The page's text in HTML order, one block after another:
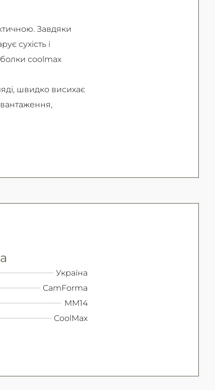
Завдяки
сухість і
coolmax
швидко висихає
Україна
CamForma
MM14
CoolMax